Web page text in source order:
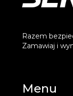
Razem
Zamawiaj i
Menu